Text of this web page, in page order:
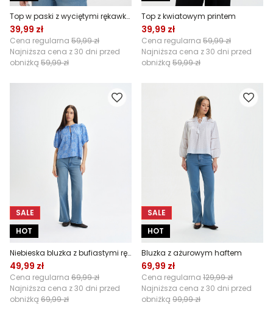
Top w paski z wyciętymi rękawkami
39,99 zł
Cena regularna 59,99 zł
Najniższa cena z 30 dni przed
obniżką 59,99 zł
Top z kwiatowym printem
39,99 zł
Cena regularna 59,99 zł
Najniższa cena z 30 dni przed
obniżką 59,99 zł
SALE
HOT
Niebieska bluzka z bufiastymi rękawkami
49,99 zł
Cena regularna 69,99 zł
Najniższa cena z 30 dni przed
obniżką 69,99 zł
SALE
HOT
Bluzka z ażurowym haftem
69,99 zł
Cena regularna 129,99 zł
Najniższa cena z 30 dni przed
obniżką 99,99 zł